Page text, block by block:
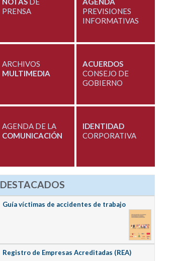
PRENSA
PREVISIONES
INFORMATIVAS
ARCHIVOS
MULTIMEDIA
ACUERDOS
CONSEJO DE
GOBIERNO
AGENDA DE LA
COMUNICACIÓN
IDENTIDAD
CORPORATIVA
DESTACADOS
Guía víctimas de accidentes de trabajo
Registro de Empresas Acreditadas (REA)